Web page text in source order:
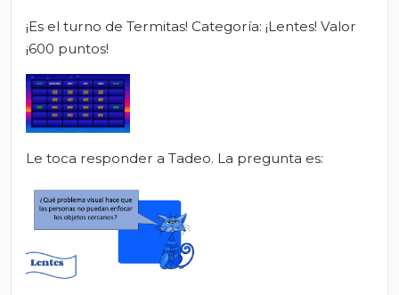
¡Es el turno de Termitas! Categoría: ¡Lentes! Valor
¡600 puntos!
Le toca responder a Tadeo. La pregunta es: